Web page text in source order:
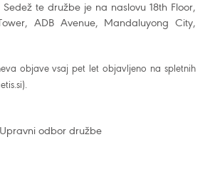
te družbe je na naslovu 18th Floor,
ADB Avenue, Mandaluyong City,
objave vsaj pet let objavljeno na spletnih
Upravni odbor družbe